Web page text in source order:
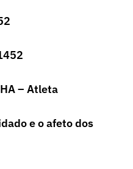
– Atleta
e o afeto dos